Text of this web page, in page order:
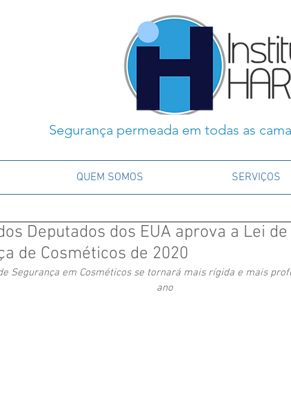
Segurança permeada em todas as
QUEM SOMOS SERVIÇOS
Deputados dos EUA aprova a Lei
de Cosméticos de 2020
Segurança em Cosméticos se tornará mais rígida e mais
ano